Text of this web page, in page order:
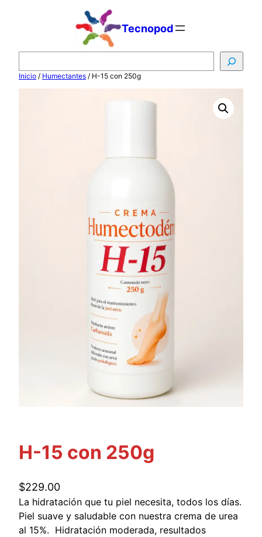
Tecnopod
u
s
Inicio / Humectantes / H-15 con 250g
H-15 con 250g
$229.00
La hidratación que tu piel necesita, todos los días.
Piel suave y saludable con nuestra crema de urea
al 15%. Hidratación moderada, resultados